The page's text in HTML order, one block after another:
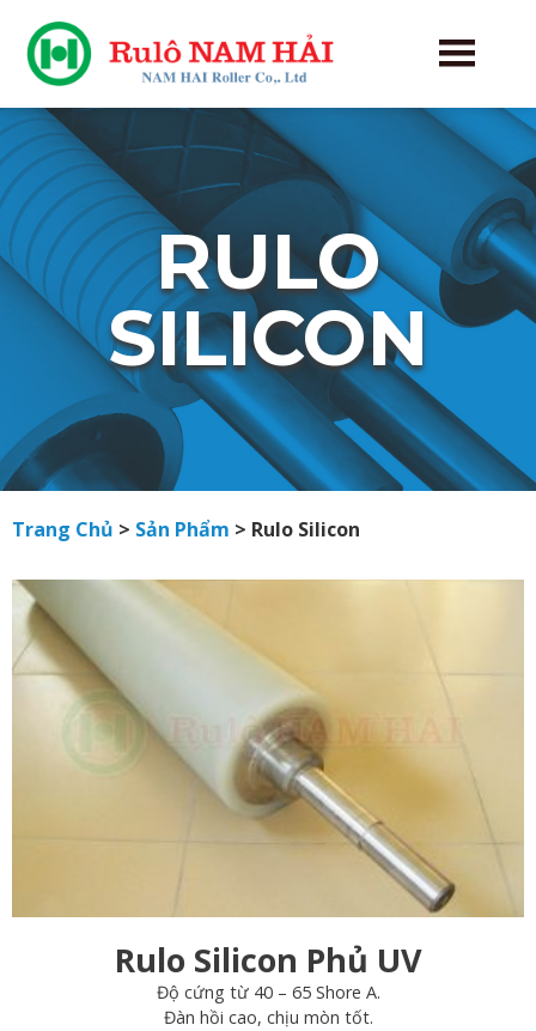
RULO
SILICON
Trang Chủ > Sản Phẩm > Rulo Silicon
Rulo Silicon Phủ UV
Độ cứng từ 40 – 65 Shore A.
Đàn hồi cao, chịu mòn tốt.